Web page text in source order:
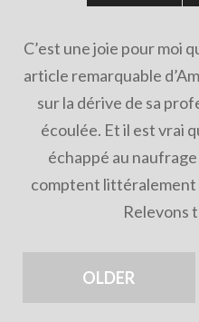
C’est une joie pour moi
article remarquable
sur la dérive de sa
écoulée. Et il est vrai
échappé au
comptent littéralement
Relevons
OLDER